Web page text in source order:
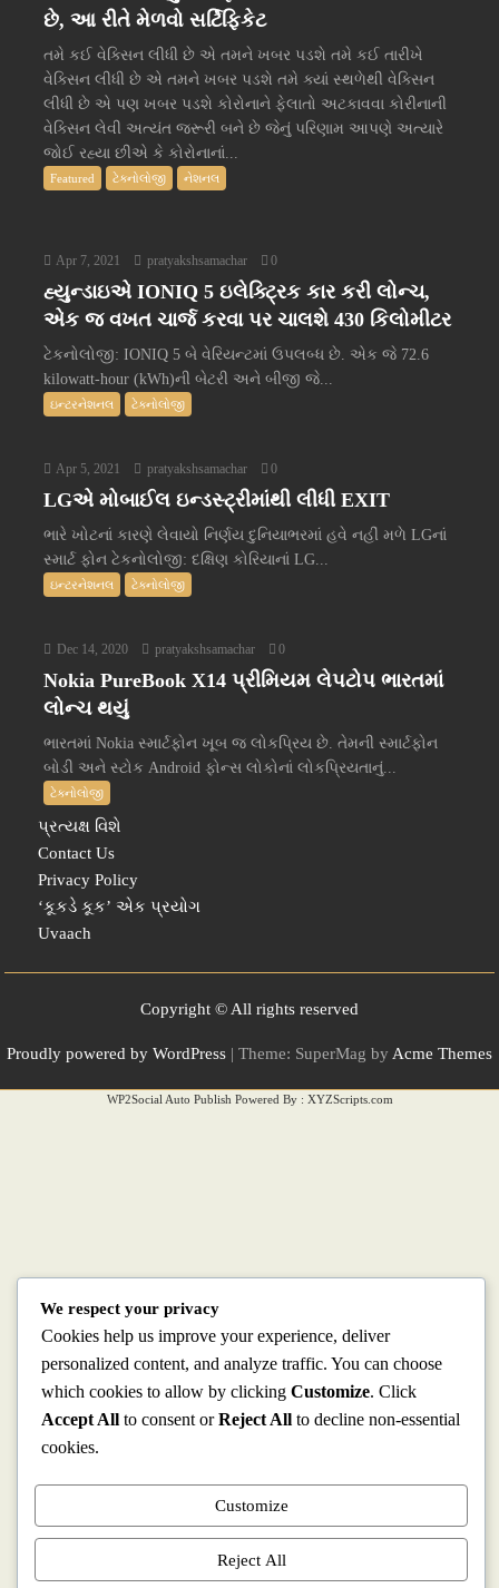
છે, આ રીતે મેળવો સર્ટિફિકેટ
તમે કઈ વેક્સિન લીધી છે એ તમને ખબર પડશે તમે કઈ તારીખે
વેક્સિન લીધી છે એ તમને ખબર પડશે તમે ક્યાં સ્થળેથી વેક્સિન
લીધી છે એ પણ ખબર પડશે કોરોનાને ફેલાતો અટકાવવા કોરીનાની
વેક્સિન લેવી અત્યંત જરૂરી બને છે જેનું પરિણામ આપણે અત્યારે
જોઈ રહ્યા છીએ કે કોરોનાનાં...
Featured ટેક્નોલોજી નેશનલ
Apr 7, 2021 pratyakshsamachar 0
હ્યુન્ડાઇએ IONIQ 5 ઇલેક્ટ્રિક કાર કરી લોન્ચ,
એક જ વખત ચાર્જ કરવા પર ચાલશે 430 કિલોમીટર
ટેકનોલોજી: IONIQ 5 બે વેરિયન્ટમાં ઉપલબ્ધ છે. એક જે 72.6
kilowatt-hour (kWh)ની બેટરી અને બીજી જે...
ઇન્ટરનેશનલ ટેક્નોલોજી
Apr 5, 2021 pratyakshsamachar 0
LGએ મોબાઈલ ઇન્ડસ્ટ્રીમાંથી લીધી EXIT
ભારે ખોટનાં કારણે લેવાયો નિર્ણય દુનિયાભરમાં હવે નહીં મળે LGનાં
સ્માર્ટ ફોન ટેકનોલોજી: દક્ષિણ કોરિયાનાં LG...
ઇન્ટરનેશનલ ટેક્નોલોજી
Dec 14, 2020 pratyakshsamachar 0
Nokia PureBook X14 પ્રીમિયમ લેપટોપ ભારતમાં
લોન્ચ થયું
ભારતમાં Nokia સ્માર્ટફોન ખૂબ જ લોકપ્રિય છે. તેમની સ્માર્ટફોન
બોડી અને સ્ટોક Android ફોન્સ લોકોનાં લોકપ્રિયતાનું...
ટેક્નોલોજી
પ્રત્યક્ષ વિશે
Contact Us
Privacy Policy
‘કૂકડે કૂક’ એક પ્રયોગ
Uvaach
Copyright © All rights reserved
Proudly powered by WordPress | Theme: SuperMag by Acme Themes
WP2Social Auto Publish Powered By : XYZScripts.com
We respect your privacy
Cookies help us improve your experience, deliver
personalized content, and analyze traffic. You can choose
which cookies to allow by clicking Customize. Click
Accept All to consent orReject All to decline non-essential
cookies.
Customize
Reject All